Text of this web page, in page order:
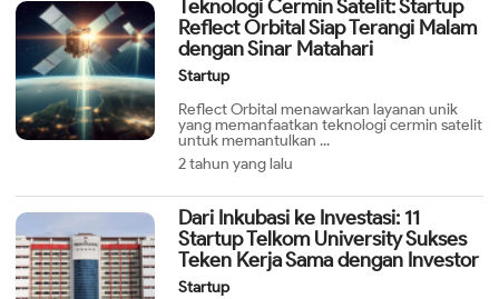
Teknologi Cermin Satelit: Startup
Reflect Orbital Siap Terangi Malam
dengan Sinar Matahari
Startup
Reflect Orbital menawarkan layanan unik
yang memanfaatkan teknologi cermin satelit
untuk memantulkan ...
2 tahun yang lalu
Dari Inkubasi ke Investasi: 11
Startup Telkom University Sukses
Teken Kerja Sama dengan Investor
Startup